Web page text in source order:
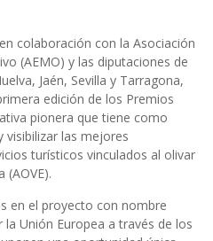
colaboración con la Asociación
(AEMO) y las diputaciones de
Jaén, Sevilla y Tarragona,
edición de los Premios
pionera que tiene como
las mejores
turísticos vinculados al olivar
(AOVE).
en el proyecto con nombre
Unión Europea a través de los